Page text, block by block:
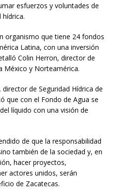
esfuerzos y voluntades de
organismo que tiene 24 fondos
Latina, con una inversión
Colin Herron, director de
México y Norteamérica.
de Seguridad Hídrica de
que con el Fondo de Agua se
líquido con una visión de
de que la responsabilidad
también de la sociedad y, en
hacer proyectos,
actores unidos, serán
de Zacatecas.